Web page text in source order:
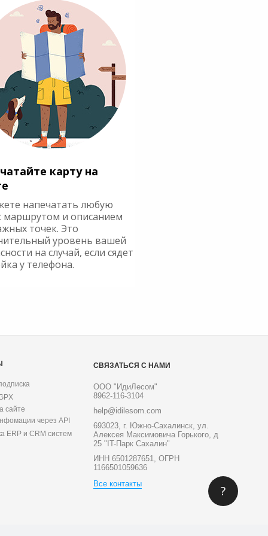
карту на
напечатать любую
маршрутом и описанием
точек. Это
уровень вашей
на случай, если сядет
у телефона.
сайте
через API
ERP и CRM систем
СВЯЗАТЬСЯ С НАМИ
ООО "ИдиЛесом"
8962-116-3104
help@idilesom.com
693023, г. Южно-Сахалинск, ул.
Алексея Максимовича Горького, д
25 "IT-Парк Сахалин"
ИНН 6501287651, ОГРН
1166501059636
Все контакты
?